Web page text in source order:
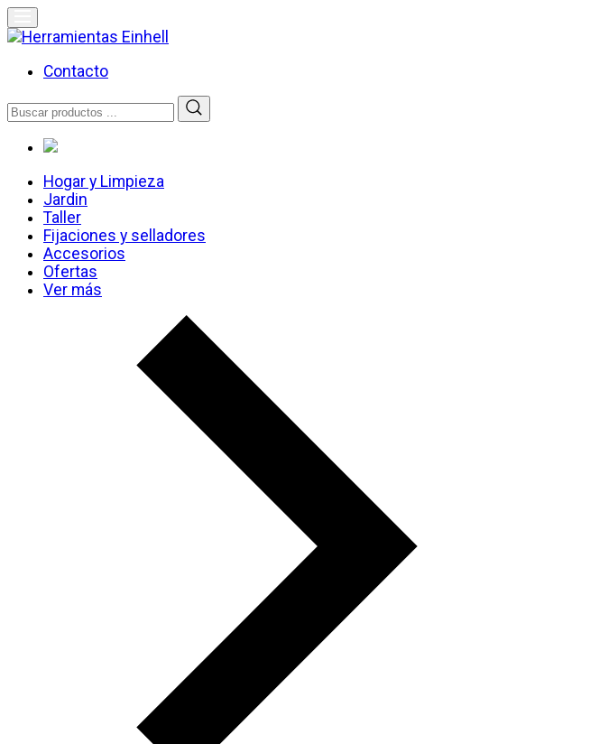
Skip
to
Herramientas Einhell
Distribuidor Oficial
Contacto
Buscar
por:
Hogar y Limpieza
Jardin
Taller
Fijaciones y selladores
Accesorios
Ofertas
Ver más